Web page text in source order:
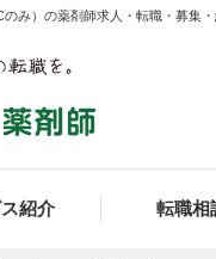
み）の薬剤師求人・転職・募集
紹介 転職相